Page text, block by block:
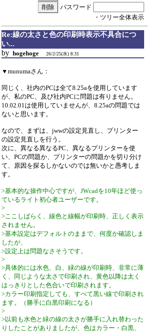
パスワード
・ツリー全体表示
Re:線の太さと色の印刷時表示不具合につ
い...
by hogehoge 26/2/25(水) 8:31
▼munumaさん：
同じく、社内のPCは全て8.25aを使用しています
が、私のPC、及び社内PCに問題は有りません。
10.02.01は使用していませんが、8.25aの問題では
ないと思います。
なので、まずは、jwwの設定見直し、プリンター
の設定見直しを行う。
次に、異なる異なるPC、異なるプリンターを使
い、PCの問題か、プリンターの問題かを切り分け
て、原因を探るしかないのでは無いかと愚考しま
す。
>基本的な操作中心ですが、JWcadを10年ほど使っ
ているライト初心者ユーザーです。
>
>ここしばらく、線色と線幅が印刷時、正しく表示
されません。
>基本設定はデフォルトのままで、何度か確認しま
したが、
>設定上は問題なさそうです。
>
>具体的には水色、白、緑の線が印刷時、非常に薄
く、同じような太さで印刷され、黄色以降は太く
はっきりとした色合いで印刷されます。
>カラー印刷指定しても、すべて黒い線で印刷され
ます。（勝手に白黒印刷になる）
>
>以前も水色と緑の線の太さが勝手に入れ替わった
りしたことがありましたが、色はカラー・白黒、